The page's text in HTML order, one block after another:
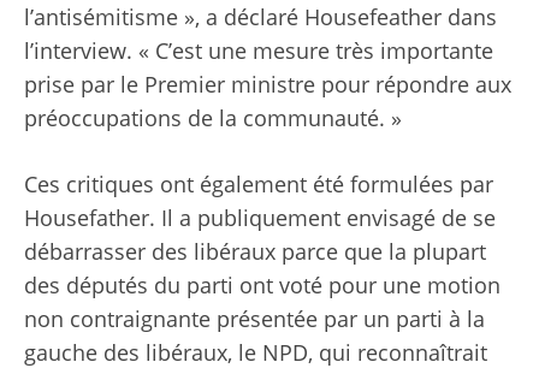
l’antisémitisme », a déclaré Housefeather dans
l’interview. « C’est une mesure très importante
prise par le Premier ministre pour répondre aux
préoccupations de la communauté. »
Ces critiques ont également été formulées par
Housefather. Il a publiquement envisagé de se
débarrasser des libéraux parce que la plupart
des députés du parti ont voté pour une motion
non contraignante présentée par un parti à la
gauche des libéraux, le NPD, qui reconnaîtrait